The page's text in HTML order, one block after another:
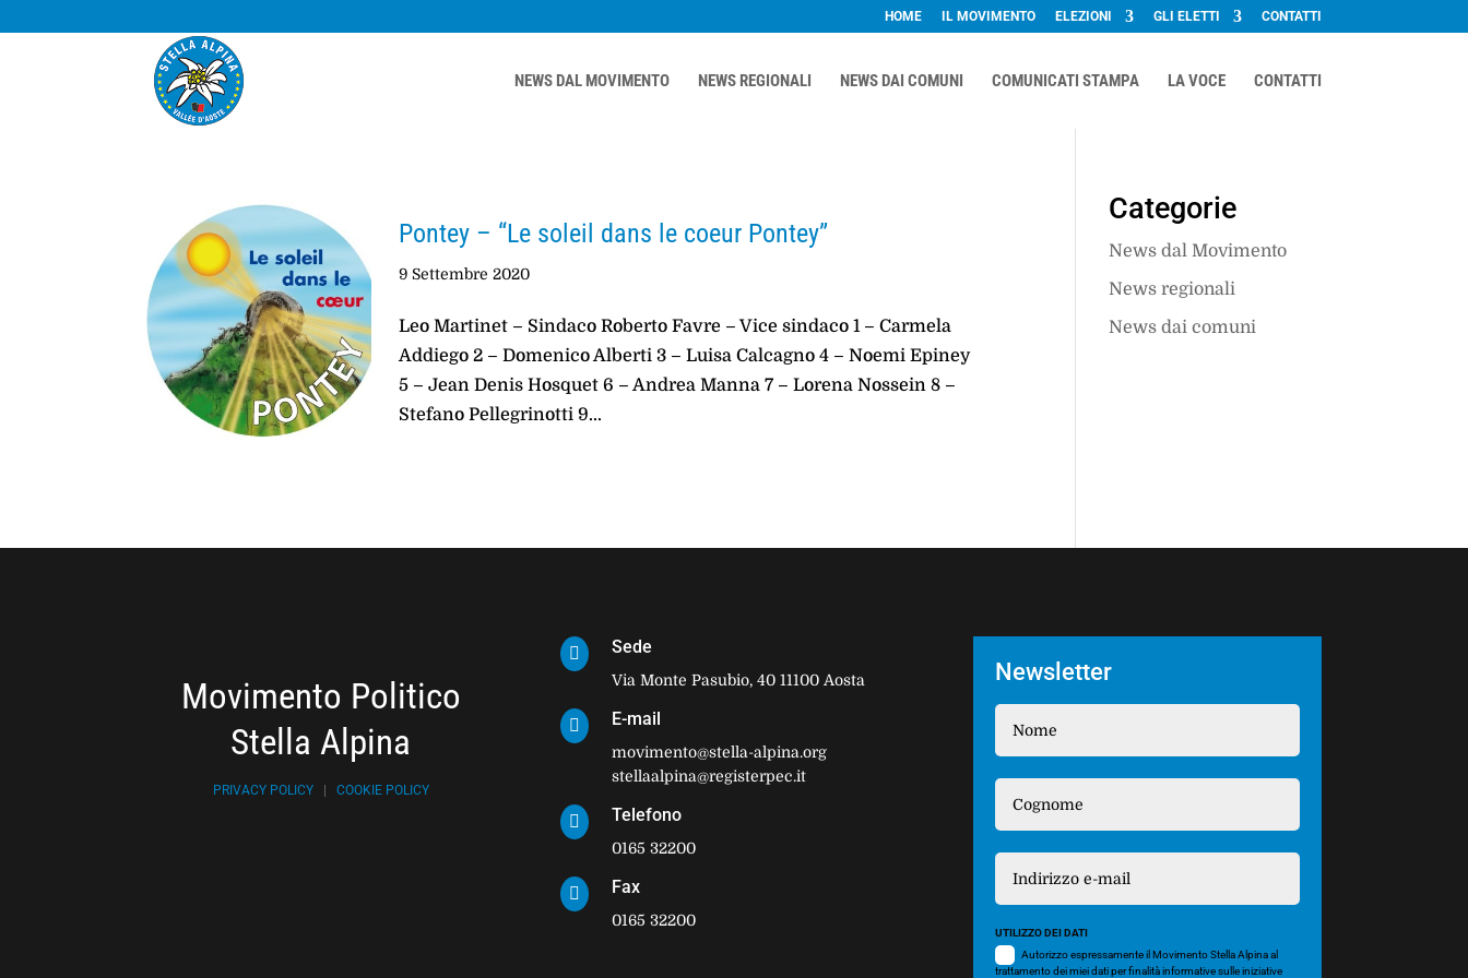
HOME IL MOVIMENTO ELEZIONI GLI ELETTI CONTATTI
NEWS DAL MOVIMENTO NEWS REGIONALI NEWS DAI COMUNI COMUNICATI STAMPA LA VOCE CONTATTI
Pontey – “Le soleil dans le coeur Pontey”
9 Settembre 2020
Leo Martinet – Sindaco Roberto Favre – Vice sindaco 1 – Carmela
Addiego 2 – Domenico Alberti 3 – Luisa Calcagno 4 – Noemi Epiney
5 – Jean Denis Hosquet 6 – Andrea Manna 7 – Lorena Nossein 8 –
Stefano Pellegrinotti 9...
Categorie
News dal Movimento
News regionali
News dai comuni
Movimento Politico
Stella Alpina
PRIVACY POLICY| COOKIE POLICY
 Sede
Via Monte Pasubio, 40 11100 Aosta
 E-mail
movimento@stella-alpina.org
stellaalpina@registerpec.it
 Telefono
0165 32200
 Fax
0165 32200
Newsletter
UTILIZZO DEI DATI
Autorizzo espressamente il Movimento Stella Alpina al
trattamento dei miei dati per finalità informative sulle iniziative